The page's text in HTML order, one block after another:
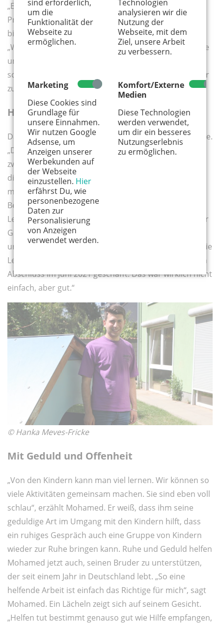
sind erforderlich,
um die
Funktionalität der
Webseite zu
ermöglichen.
Technologien
analysieren wir die
Nutzung der
Webseite, mit dem
Ziel, unsere Arbeit
zu verbessern.
Marketing
Diese Cookies sind
Grundlage für
unsere Einnahmen.
Wir nutzen Google
Adsense, um
Anzeigen unserer
Werbekunden auf
der Webseite
einzustellen. Hier
erfährst Du, wie
personenbezogene
Daten zur
Personalisierung
von Anzeigen
verwendet werden.
Komfort/Externe
Medien
Diese Technologien
werden verwendet,
um dir ein besseres
Nutzungserlebnis
zu ermöglichen.
„Es war eine große Herausforderung, nach meinen
Praktika die geforderten Berichte mit einer Länge von
bis zu 20 Seiten zu schreiben“, fügt Mohamed hinzu.
„Wir hatten lange Zeit Online-Unterricht. Von zu Hause
und über mein Handy zu arbeiten war sehr viel
schwieriger als im Berufskolleg.“ Dann lächelt er: „Aber
zum Glück gibt es ja das Kalker Jugendbüro.“
Hilfe suchen und annehmen
Das Kalker Jugendbüro ist Service- und Beratungsstelle.
„Dort konnte ich am Computer arbeiten. In einem
zweiten Anlauf habe ich dort eine Beraterin gefunden,
die voller Begeisterung meine Berichte gelesen und
mich unterstützt hat, dass ich alles richtig schreibe.“
Begeistert spricht Mohamed auch von den
Lehrer:innen und den anderen Auszubildenden an der
Geschwister-Scholl- Schule. „Wir haben immer
untereinander die Informationen ausgetauscht und die
Lehrer:innen haben uns ermutigt. So habe ich meinen
Abschluss im Juni 2021 geschafft. Das war wirklich nicht
einfach, aber gut.“
© Hanka Meves-Fricke
Mit Geduld und Offenheit
„Von den Kindern kann man viel lernen. Wir können so
viele Aktivitäten gemeinsam machen. Sie sind eben voll
schlau“, erzählt Mohamed. Er weiß, dass ihm seine
geduldige Art im Umgang mit den Kindern hilft, dass
ein ruhiges Gespräch auch eine Gruppe von Kindern
wieder zur Ruhe bringen kann. Ruhe und Geduld helfen
Mohamed jetzt auch, seinen Bruder zu unterstützen,
der seit einem Jahr in Deutschland lebt. „So eine
helfende Arbeit ist einfach das Richtige für mich“, sagt
Mohamed. Ein Lächeln zeigt sich auf seinem Gesicht.
„Helfen tut bestimmt genauso gut wie Hilfe empfangen,